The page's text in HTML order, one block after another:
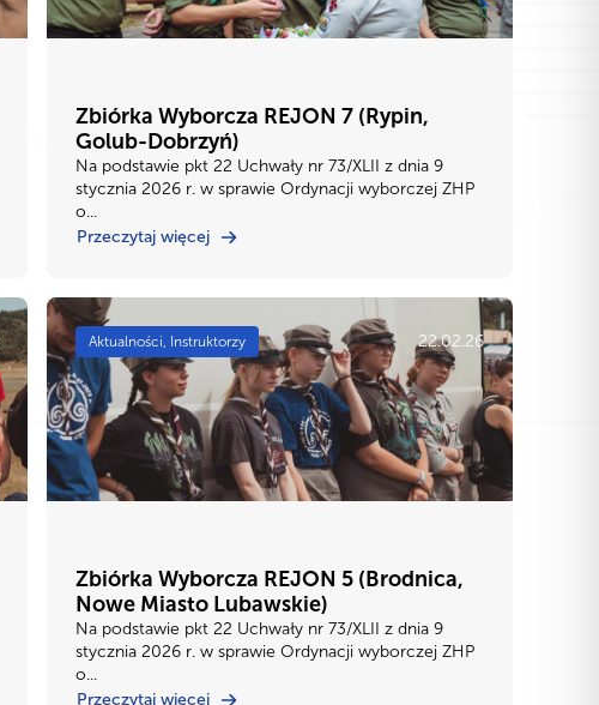
Zbiórka Wyborcza REJON 7 (Rypin,
Golub-Dobrzyń)
Na podstawie pkt 22 Uchwały nr 73/XLII z dnia 9
stycznia 2026 r. w sprawie Ordynacji wyborczej ZHP
o...
Przeczytaj więcej
Aktualności, Instruktorzy 22.02.26
Zbiórka Wyborcza REJON 5 (Brodnica,
Nowe Miasto Lubawskie)
Na podstawie pkt 22 Uchwały nr 73/XLII z dnia 9
stycznia 2026 r. w sprawie Ordynacji wyborczej ZHP
o...
Przeczytaj więcej